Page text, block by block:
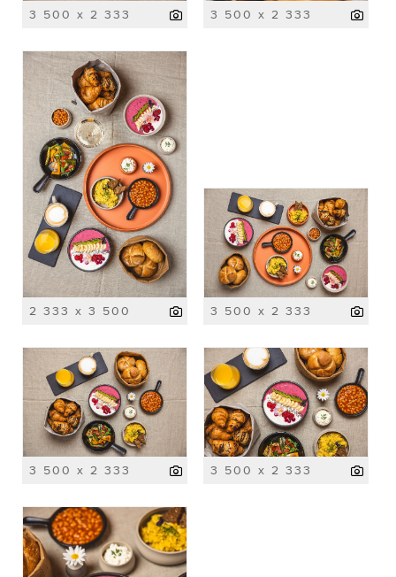
3 500 x 2 333 3 500 x 2 333
2 333 x 3 500 3 500 x 2 333
3 500 x 2 333 3 500 x 2 333